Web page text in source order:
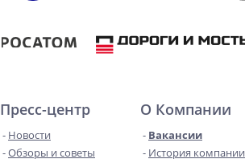
Пресс-центр
Новости
Обзоры и советы
О Компании
Вакансии
История компании